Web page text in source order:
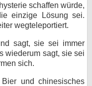
schaffen würde,
einzige Lösung sei.
wegteleportiert.
sagt, sie sei immer
wiederum sagt, sie sei
sich.
und chinesisches